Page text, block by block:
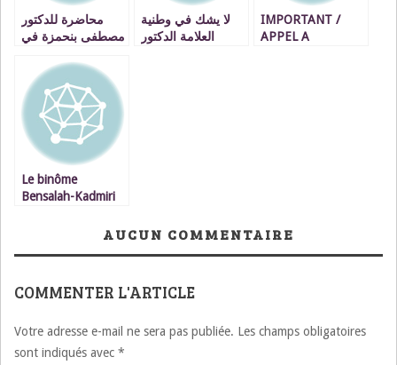
محاضرة للدكتور
مصطفى بنحمزة في
العلمي VIDEOS
لا يشك في وطنية
العلامة الدكتور
IMPORTANT /
APPEL A
Le binôme
Bensalah-Kadmiri
l’écoute des régionsAUCUN COMMENTAIRE
COMMENTER L'ARTICLE
Votre adresse e-mail ne sera pas publiée. Les champs obligatoires
sont indiqués avec *